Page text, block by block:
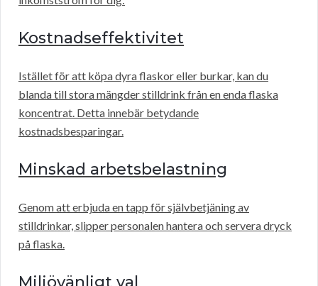
Kostnadseffektivitet
Istället för att köpa dyra flaskor eller burkar, kan du
blanda till stora mängder stilldrink från en enda flaska
koncentrat. Detta innebär betydande
kostnadsbesparingar.
Minskad arbetsbelastning
Genom att erbjuda en tapp för självbetjäning av
stilldrinkar, slipper personalen hantera och servera dryck
på flaska.